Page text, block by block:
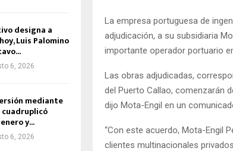
La empresa portuguesa de
adjudicación, a su subsidiaria
importante operador portuario
Las obras adjudicadas,
del Puerto Callao, comenzarán
dijo Mota-Engil en un
“Con este acuerdo, Mota-Engil
clientes multinacionales
designa a
Luis Palomino
6, 2026
mediante
cuadruplicó
y...
6, 2026